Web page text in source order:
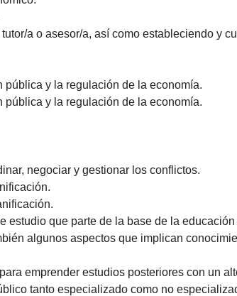
a o asesor/a, así como estableciendo y
pública y la regulación de la economía.
pública y la regulación de la economía.
negociar y gestionar los conflictos.
que parte de la base de la
algunos aspectos que implican
emprender estudios posteriores con un
tanto especializado como no